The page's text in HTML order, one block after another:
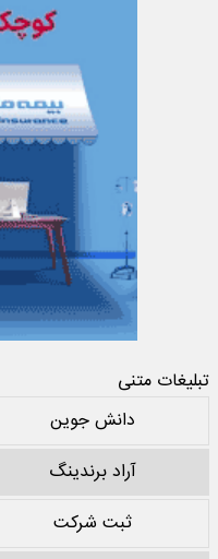
تبلیغات متنی
دانش جوین
آراد برندینگ
ثبت شرکت